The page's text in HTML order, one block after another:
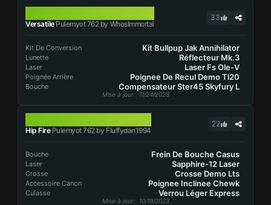
VersatilePulemyot 762 by WhosImmortal
33
Kit De Conversion Kit Bullpup Jak Annihilator
Lunette Réflecteur Mk.3
Laser Laser Fs Ole-V
Poignée Arrière Poignee De Recul Demo Tl20
Bouche Compensateur Ster45 Skyfury L
Mise à jour: 11/24/2023
Hip FirePulemyot 762 by Fluffydan1994
22
Bouche Frein De Bouche Casus
Laser Sapphire-12 Laser
Crosse Crosse Demo Lts
Accessoire Canon Poignee Inclinee Chewk
Culasse Verrou Léger Express
Mise à jour: 10/19/2023